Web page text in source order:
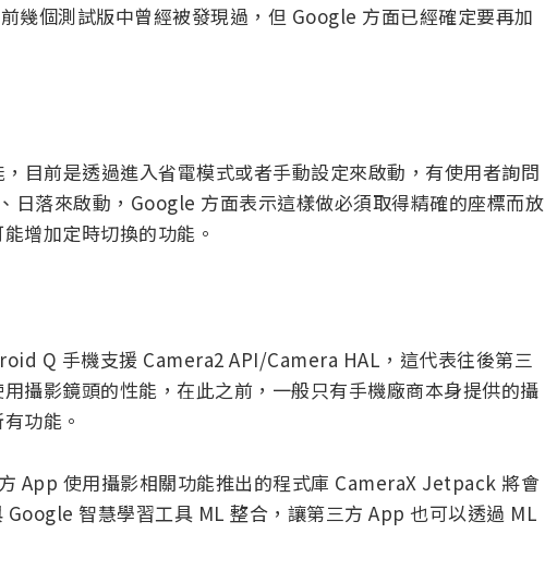
幾個測試版中曾經被發現過，但 Google 方面已經確定要再加
目前是透過進入省電模式或者手動設定來啟動，有使用者詢問
日落來啟動，Google 方面表示這樣做必須取得精確的座標而放
增加定時切換的功能。
Q 手機支援 Camera2 API/Camera HAL，這代表往後第三
攝影鏡頭的性能，在此之前，一般只有手機廠商本身提供的攝
功能。
App 使用攝影相關功能推出的程式庫 CameraX Jetpack 將會
智慧學習工具 ML 整合，讓第三方 App 也可以透過 ML